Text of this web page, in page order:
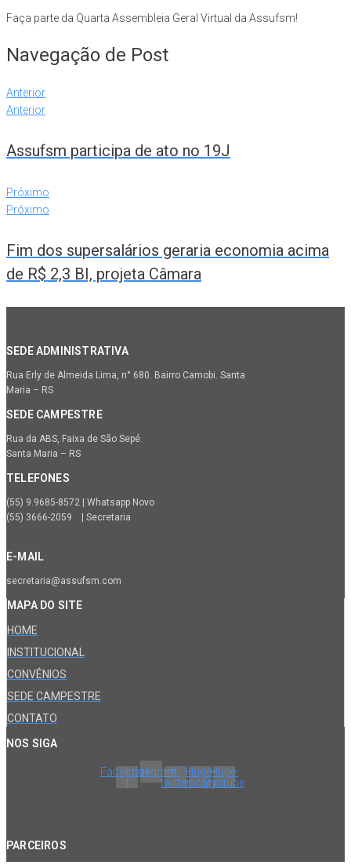
Faça parte da Quarta Assembleia Geral Virtual da Assufsm!
Navegação de Post
Anterior
Anterior
Assufsm participa de ato no 19J
Próximo
Próximo
Fim dos supersalários geraria economia acima
de R$ 2,3 BI, projeta Câmara
SEDE ADMINISTRATIVA
Rua Erly de Almeida Lima, n° 680. Bairro Camobi. Santa
Maria – RS
SEDE CAMPESTRE
Rua da ABS, Faixa de São Sepé.
Santa Maria – RS
TELEFONES
(55) 9.9685-8572 | Whatsapp Novo
(55) 3666-2059 | Secretaria
E-MAIL
secretaria@assufsm.com
MAPA DO SITE
HOME
INSTITUCIONAL
CONVÊNIOS
SEDE CAMPESTRE
CONTATO
NOS SIGA
Facebook-
f
InstagramX-
twitter
Huge-
spotify
Huge-
youtube
PARCEIROS